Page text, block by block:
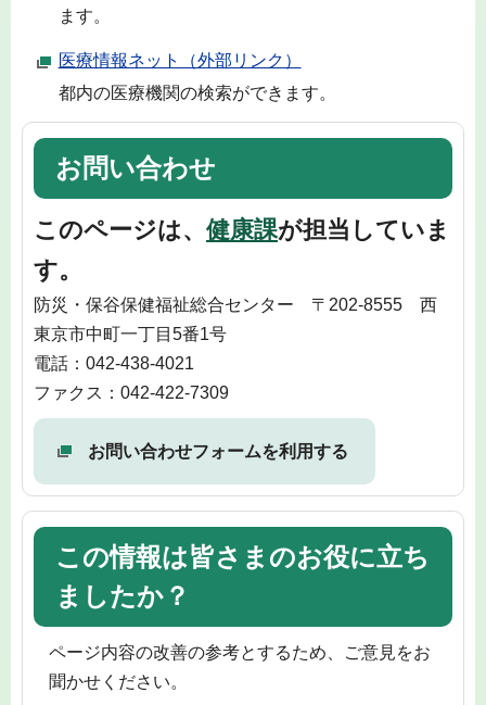
ます。
医療情報ネット（外部リンク）
都内の医療機関の検索ができます。
お問い合わせ
このページは、 健康課が担当していま
す。
防災・保谷保健福祉総合センター 〒202-8555 西
東京市中町一丁目5番1号
電話：042-438-4021
ファクス：042-422-7309
お問い合わせフォームを利用する
この情報は皆さまのお役に立ち
ましたか？
ページ内容の改善の参考とするため、ご意見をお
聞かせください。